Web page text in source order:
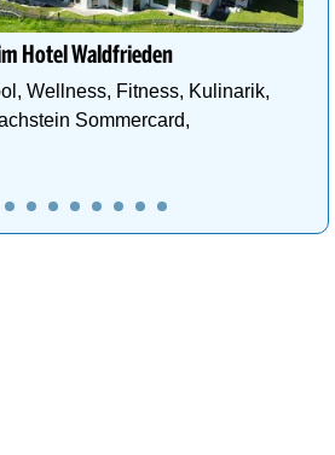
Hotel Waldfrieden
Wellness, Fitness, Kulinarik,
Sommercard,